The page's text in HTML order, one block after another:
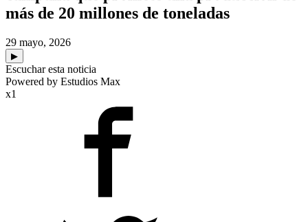
más de 20 millones de toneladas
29 mayo, 2026
▶
Escuchar esta noticia
Powered by Estudios Max
x1